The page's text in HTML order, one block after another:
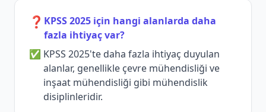
❓ KPSS 2025 için hangi alanlarda daha
fazla ihtiyaç var?
KPSS 2025'te daha fazla ihtiyaç duyulan
alanlar, genellikle çevre mühendisliği ve
inşaat mühendisliği gibi mühendislik
disiplinleridir.